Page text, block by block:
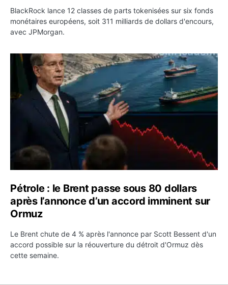
BlackRock lance 12 classes de parts tokenisées sur six fonds
monétaires européens, soit 311 milliards de dollars d'encours,
avec JPMorgan.
Pétrole : le Brent passe sous 80 dollars après
Pétrole : le Brent passe sous 80 dollars
après l’annonce d’un accord imminent sur
Ormuz
Le Brent chute de 4 % après l'annonce par Scott Bessent d'un
accord possible sur la réouverture du détroit d'Ormuz dès
cette semaine.